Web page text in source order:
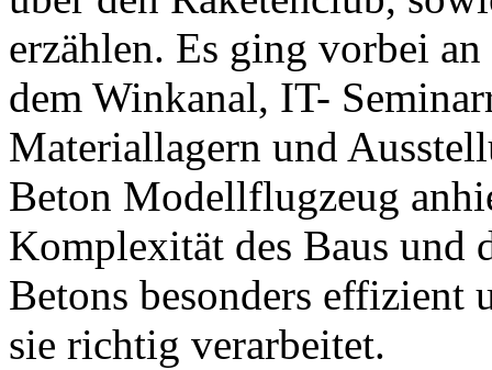
erzählen. Es ging vorbei
dem Winkanal, IT-
Materiallagern und
Beton Modellflugzeug
Komplexität des Baus und
Betons besonders effizient
sie richtig verarbeitet.